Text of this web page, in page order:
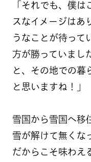
「それでも、僕
スなイメージはあ
うなことが待って
方が勝っていまし
と、その地での暮
と思いますね！」
雪国から雪国へ移
雪が解けて無くな
だからこそ味わえ